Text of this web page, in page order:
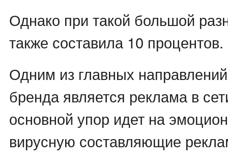
Однако при такой большой
также составила 10 процентов.
Одним из главных
бренда является реклама в
основной упор идет на
вирусную составляющие